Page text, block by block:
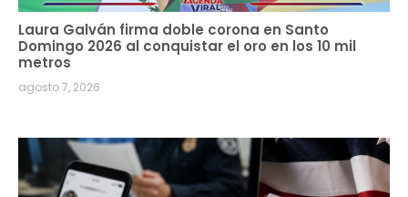
Laura Galván firma doble corona en Santo
Domingo 2026 al conquistar el oro en los 10 mil
metros
agosto 7, 2026